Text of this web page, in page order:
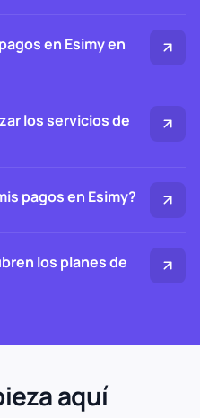
en Esimy en
los servicios de
pagos en Esimy?
los planes de
aquí